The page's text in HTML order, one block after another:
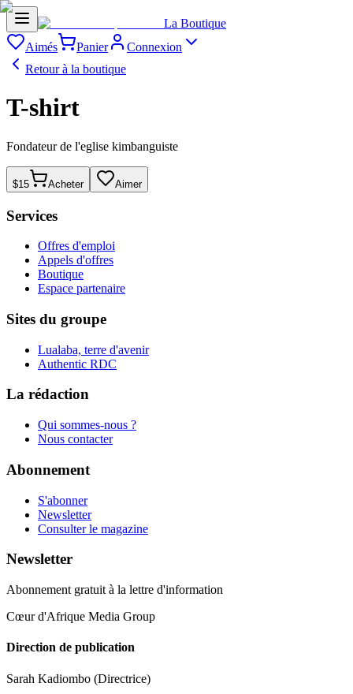
La Boutique
Aimés
Panier
Connexion
Retour à la boutique
T-shirt
Fondateur de l'eglise kimbanguiste
$15 Acheter Aimer
Services
Offres d'emploi
Appels d'offres
Boutique
Espace partenaire
Sites du groupe
Lualaba, terre d'avenir
Authentic RDC
La rédaction
Qui sommes-nous ?
Nous contacter
Abonnement
S'abonner
Newsletter
Consulter le magazine
Newsletter
Abonnement gratuit à la lettre d'information
Cœur d'Afrique Media Group
Direction de publication
Sarah Kadiombo (Directrice)